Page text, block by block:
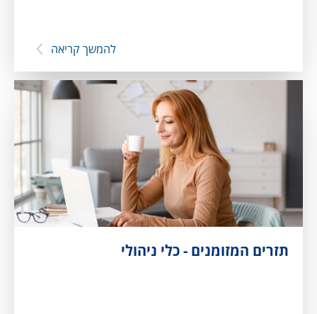
להמשך קריאה
תזרים המזומנים - כלי ניהולי